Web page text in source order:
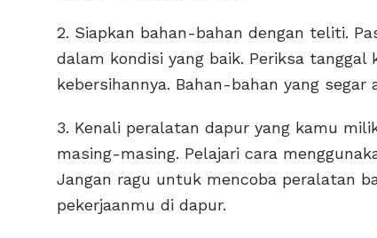
2. Siapkan bahan-bahan dengan teliti.
dalam kondisi yang baik. Periksa
kebersihannya. Bahan-bahan yang
3. Kenali peralatan dapur yang kamu
masing-masing. Pelajari cara
Jangan ragu untuk mencoba peralatan
pekerjaanmu di dapur.